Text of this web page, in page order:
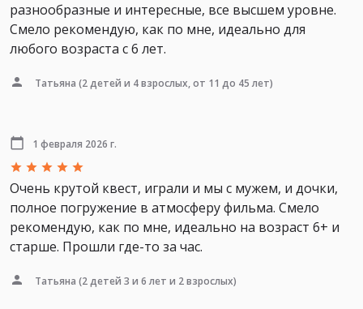
разнообразные и интересные, все высшем уровне.
Смело рекомендую, как по мне, идеально для
любого возраста с 6 лет.
Татьяна (2 детей и 4 взрослых, от 11 до 45 лет)
1 февраля 2026 г.
Очень крутой квест, играли и мы с мужем, и дочки,
полное погружение в атмосферу фильма. Смело
рекомендую, как по мне, идеально на возраст 6+ и
старше. Прошли где-то за час.
Татьяна (2 детей 3 и 6 лет и 2 взрослых)